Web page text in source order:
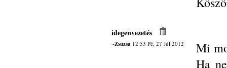
idegenvezetés
~Zsuzsa 12:53 Pé, 27 Júl 2012
Mi
Ha